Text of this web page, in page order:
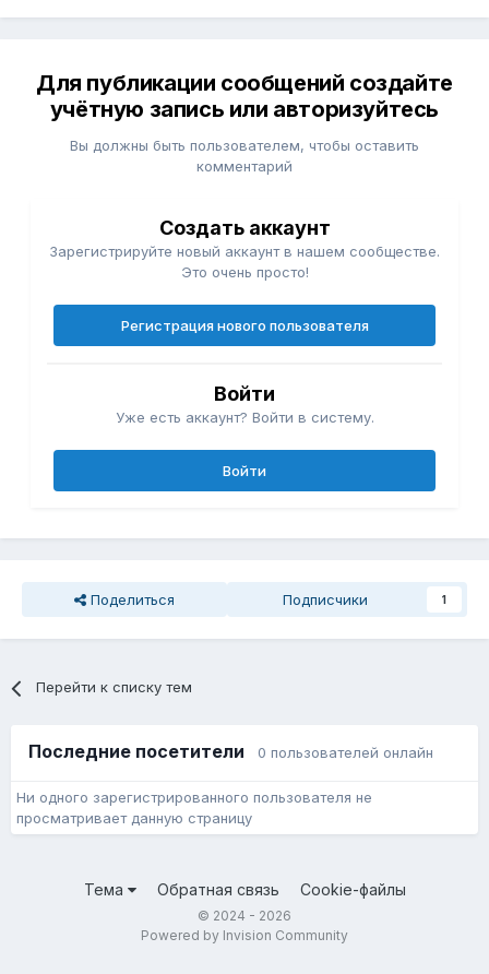
Для публикации сообщений создайте
учётную запись или авторизуйтесь
Вы должны быть пользователем, чтобы оставить
комментарий
Создать аккаунт
Зарегистрируйте новый аккаунт в нашем сообществе.
Это очень просто!
Регистрация нового пользователя
Войти
Уже есть аккаунт? Войти в систему.
Войти
Поделиться Подписчики 1
Перейти к списку тем
Последние посетители 0 пользователей онлайн
Ни одного зарегистрированного пользователя не
просматривает данную страницу
Тема Обратная связь Cookie-файлы
© 2024 - 2026
Powered by Invision Community